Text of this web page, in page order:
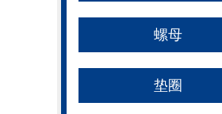
螺母
垫圈